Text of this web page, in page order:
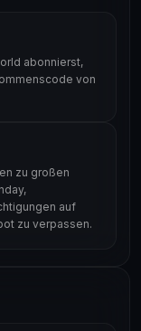
abonnierst,
von
zu großen
auf
zu verpassen.